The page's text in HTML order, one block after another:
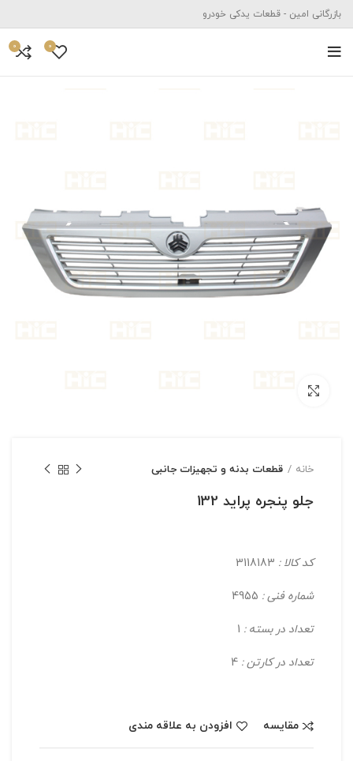
بازرگانی امین - قطعات یدکی خودرو
0
0
خانه قطعات بدنه و تجهیزات جانبی
جلو پنجره پرايد 132
کد کالا :
شماره فنی :
تعداد در بسته :
تعداد در کارتن :
مقایسه افزودن به علاقه مندی